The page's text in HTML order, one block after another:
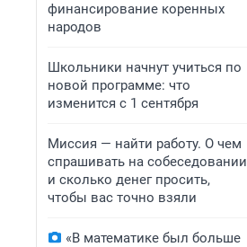
финансирование коренных
народов
Школьники начнут учиться по
новой программе: что
изменится с 1 сентября
Миссия — найти работу. О чем
спрашивать на собеседовании
и сколько денег просить,
чтобы вас точно взяли
«В математике был больше